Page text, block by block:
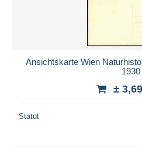
Ansichtskarte Wien
1930
±
Statut